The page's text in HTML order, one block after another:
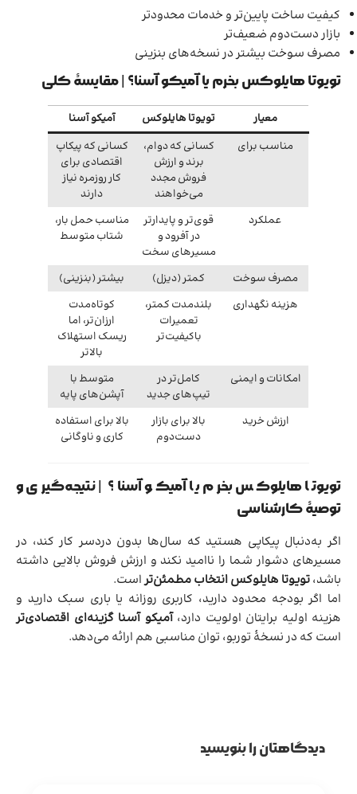
کیفیت ساخت پایین‌تر و خدمات محدودتر
بازار دست‌دوم ضعیف‌تر
مصرف سوخت بیشتر در نسخه‌های بنزینی
تویوتا هایلوکس بخرم یا آمیکو آسنا؟ | مقایسهٔ کلی
معیار تویوتا هایلوکس
آمیکو آسنا
مناسب برای
کسانی که دوام،
برند و ارزش
فروش مجدد
می‌خواهند
کسانی که پیکاپ
اقتصادی برای
کار روزمره نیاز
دارند
عملکرد
قوی‌تر و پایدارتر
در آفرود و
مسیرهای سخت
مناسب حمل بار،
شتاب متوسط
مصرف سوخت کمتر (دیزل)
بیشتر (بنزینی)
هزینه نگهداری
بلندمدت کمتر،
تعمیرات
باکیفیت‌تر
کوتاه‌مدت
ارزان‌تر، اما
ریسک استهلاک
بالاتر
امکانات و ایمنی
کامل‌تر در
تیپ‌های جدید
متوسط با
آپشن‌های پایه
ارزش خرید
بالا برای بازار
دست‌دوم
بالا برای استفاده
کاری و ناوگانی
تویوتا هایلوکس بخرم یا آمیکو آسنا؟ | نتیجه‌گیری و
توصیهٔ کارشناسی
اگر به‌دنبال پیکاپی هستید که سال‌ها بدون دردسر کار کند، در
مسیرهای دشوار شما را ناامید نکند و ارزش فروش بالایی داشته
باشد،تویوتا هایلوکس انتخاب مطمئن‌تراست.
اما اگر بودجه محدود دارید، کاربری روزانه یا باری سبک دارید و
هزینه اولیه برایتان اولویت دارد،آمیکو آسنا گزینه‌ای اقتصادی‌تر
است که در نسخهٔ توربو، توان مناسبی هم ارائه می‌دهد.
دیدگاهتان را بنویسید